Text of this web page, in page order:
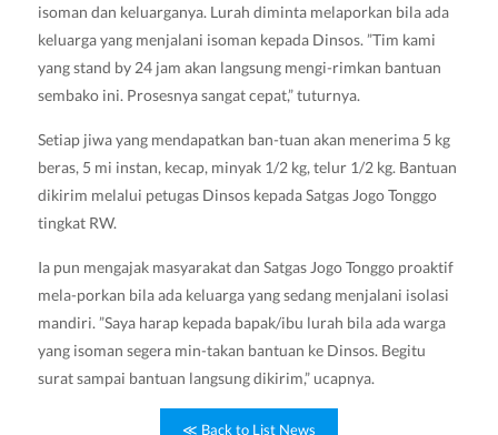
isoman dan keluarganya. Lurah diminta melaporkan bila ada
keluarga yang menjalani isoman kepada Dinsos. ”Tim kami
yang stand by 24 jam akan langsung mengi-rimkan bantuan
sembako ini. Prosesnya sangat cepat,” tuturnya.
Setiap jiwa yang mendapatkan ban-tuan akan menerima 5 kg
beras, 5 mi instan, kecap, minyak 1/2 kg, telur 1/2 kg. Bantuan
dikirim melalui petugas Dinsos kepada Satgas Jogo Tonggo
tingkat RW.
Ia pun mengajak masyarakat dan Satgas Jogo Tonggo proaktif
mela-porkan bila ada keluarga yang sedang menjalani isolasi
mandiri. ”Saya harap kepada bapak/ibu lurah bila ada warga
yang isoman segera min-takan bantuan ke Dinsos. Begitu
surat sampai bantuan langsung dikirim,” ucapnya.
≪ Back to List News